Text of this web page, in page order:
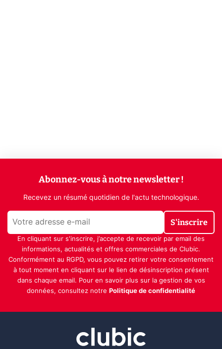
Abonnez-vous à notre newsletter !
Recevez un résumé quotidien de l'actu technologique.
S'inscrire
En cliquant sur s'inscrire, j’accepte de recevoir par email des
informations, actualités et offres commerciales de Clubic.
Conformément au RGPD, vous pouvez retirer votre consentement
à tout moment en cliquant sur le lien de désinscription présent
dans chaque email. Pour en savoir plus sur la gestion de vos
données, consultez notre Politique de confidentialité